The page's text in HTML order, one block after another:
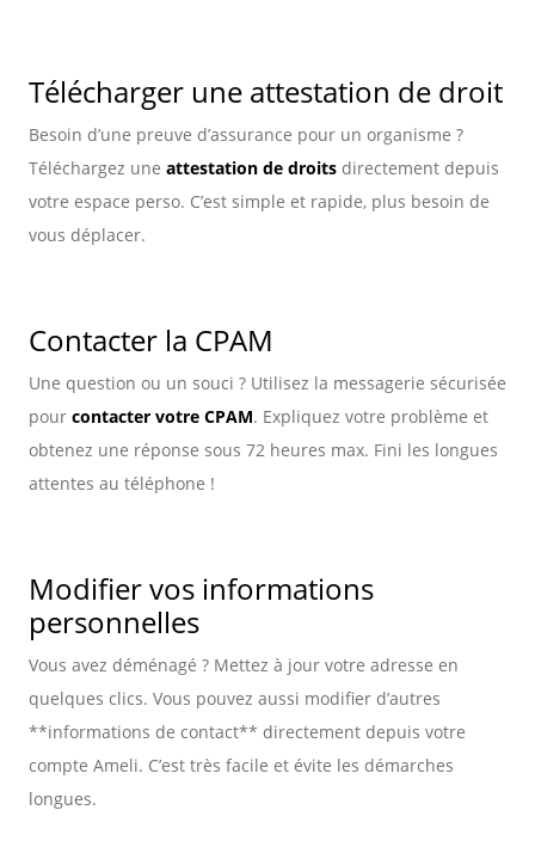
Télécharger une attestation de droit
Besoin d’une preuve d’assurance pour un organisme ?
Téléchargez une attestation de droits directement depuis
votre espace perso. C’est simple et rapide, plus besoin de
vous déplacer.
Contacter la CPAM
Une question ou un souci ? Utilisez la messagerie sécurisée
pour contacter votre CPAM. Expliquez votre problème et
obtenez une réponse sous 72 heures max. Fini les longues
attentes au téléphone !
Modifier vos informations
personnelles
Vous avez déménagé ? Mettez à jour votre adresse en
quelques clics. Vous pouvez aussi modifier d’autres
**informations de contact** directement depuis votre
compte Ameli. C’est très facile et évite les démarches
longues.